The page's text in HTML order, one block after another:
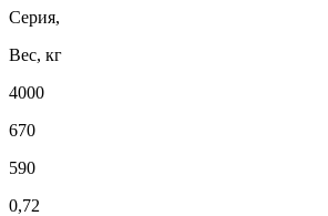
Серия,
Вес, кг
4000
670
590
0,72